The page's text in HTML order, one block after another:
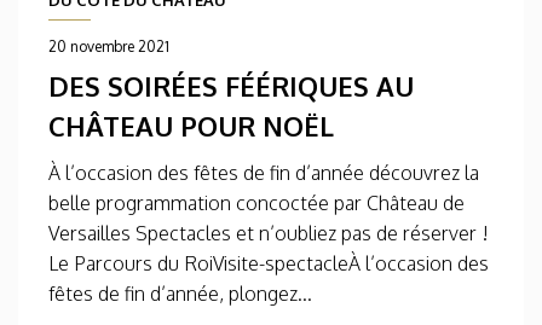
20 novembre 2021
DES SOIRÉES FÉÉRIQUES AU
CHÂTEAU POUR NOËL
À l’occasion des fêtes de fin d’année découvrez la
belle programmation concoctée par Château de
Versailles Spectacles et n’oubliez pas de réserver !
Le Parcours du RoiVisite-spectacleÀ l’occasion des
fêtes de fin d’année, plongez...